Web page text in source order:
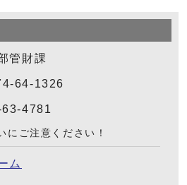
管財課
64-1326
4781
にご注意ください！
ム